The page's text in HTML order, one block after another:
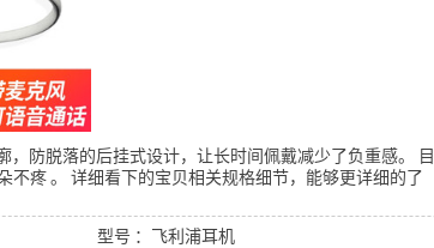
防脱落的后挂式设计，让长时间佩戴减少了负重感。
目
不疼。 详细看下的宝贝相关规格细节，能够更详细的了
型号 ：飞利浦耳机